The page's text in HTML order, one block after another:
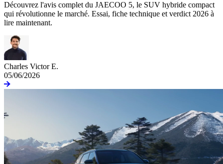
Découvrez l'avis complet du JAECOO 5, le SUV hybride compact
qui révolutionne le marché. Essai, fiche technique et verdict 2026 à
lire maintenant.
Charles Victor E.
05/06/2026